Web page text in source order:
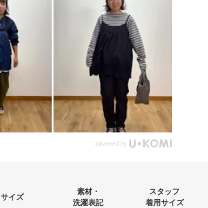
サイズ
素材・
洗濯表記
スタッフ
着用サイズ